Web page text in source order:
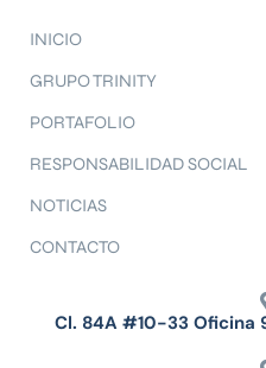
INICIO
GRUPO TRINITY
PORTAFOLIO
RESPONSABILIDAD SOCIAL
NOTICIAS
CONTACTO
Cl. 84A #10-33 Oficina